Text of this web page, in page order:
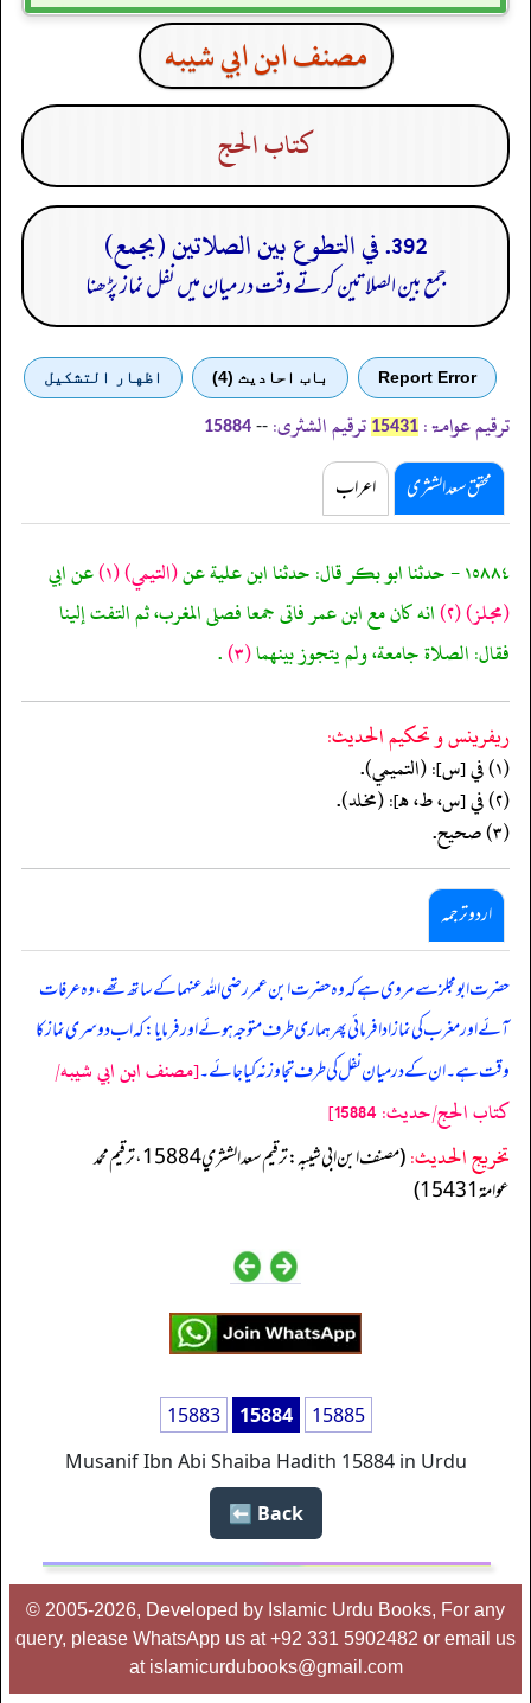
مصنف ابن ابي شيبه
كتاب الحج
392. في التطوع بين الصلاتين (بجمع)
جمع بین الصلاتین کرتے وقت درمیان میں نفل نماز پڑھنا
Report Error باب احادیث (4) اظهار التشكيل
ترقیم عوامۃ: 15431 ترقیم الشثری: --
15884
محقق سعد الشثری اعراب
١٥٨٨٤ - حدثنا ابو بكر قال: حدثنا ابن علية عن (التيمي)(١) عن ابي
(مجلز)(٢) انه كان مع ابن عمر فاتى جمعا فصلى المغرب، ثم التفت إلينا
فقال: الصلاة جامعة، ولم يتجوز بينهما(٣) .
ريفرينس و تحكيم الحدیث:
(١) في [س]: (التميمي).
(٢) في [س، ط، هـ]: (مخلد).
(٣) صحيح.
اردو ترجمہ
حضرت ابو مجلز سے مروی ہے کہ وہ حضرت ابن عمر رضی اللہ عنہما کے ساتھ تھے، وہ عرفات
آئے اور مغرب کی نماز ادا فرمائی پھر ہماری طرف متوجہ ہوئے اور فرمایا: کہ اب دوسری نماز کا
وقت ہے۔ ان کے درمیان نفل کی طرف تجاوز نہ کیا جائے۔[مصنف ابن ابي شيبه/
كتاب الحج/حدیث: 15884]
تخریج الحدیث:
(مصنف ابن ابي شيبه: ترقيم سعد الشثري 15884، ترقيم محمد
عوامة 15431)
15883 15884
15885
Musanif Ibn Abi Shaiba Hadith 15884 in Urdu
Back ⬅️
© 2005-2026, Developed by Islamic Urdu Books, For any
query, please WhatsApp us at +92 331 5902482 or email us
at islamicurdubooks@gmail.com